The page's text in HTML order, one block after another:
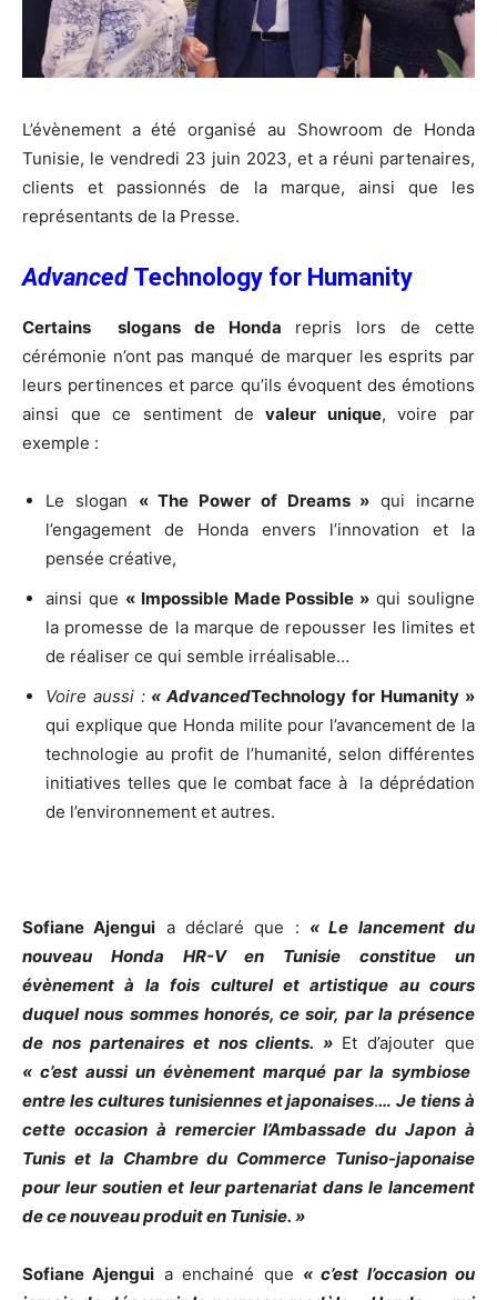
L’évènement a été organisé au Showroom de Honda
Tunisie, le vendredi 23 juin 2023, et a réuni partenaires,
clients et passionnés de la marque, ainsi que les
représentants de la Presse.
AdvancedTechnology for Humanity
Certains slogans de Honda repris lors de cette
cérémonie n’ont pas manqué de marquer les esprits par
leurs pertinences et parce qu’ils évoquent des émotions
ainsi que ce sentiment devaleur unique, voire par
exemple :
Le slogan « The Power of Dreams » qui incarne
l’engagement de Honda envers l’innovation et la
pensée créative,
ainsi que « Impossible Made Possible » qui souligne
la promesse de la marque de repousser les limites et
de réaliser ce qui semble irréalisable…
Voire aussi : « AdvancedTechnology for Humanity »
qui explique que Honda milite pour l’avancement de la
technologie au profit de l’humanité, selon différentes
initiatives telles que le combat face à la déprédation
de l’environnement et autres.
Sofiane Ajengui a déclaré que : « Le lancement du
nouveau Honda HR-V en Tunisie constitue un
évènement à la fois culturel et artistique au cours
duquel nous sommes honorés, ce soir, par la présence
de nos partenaires et nos clients. » Et d’ajouter que
« c’est aussi un évènement marqué par la symbiose
entre les cultures tunisiennes et japonaises.… Je tiens à
cette occasion à remercier l’Ambassade du Japon à
Tunis et la Chambre du Commerce Tuniso-japonaise
pour leur soutien et leur partenariat dans le lancement
de ce nouveau produit en Tunisie. »
Sofiane Ajengui a enchainé que « c’est l’occasion ou